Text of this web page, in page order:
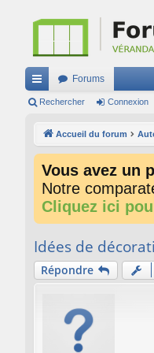
ac
Forums
Rechercher Connexion
Accueil du forum
Vous avez un
Notre
Cliquez ici
Idées de
Répondre